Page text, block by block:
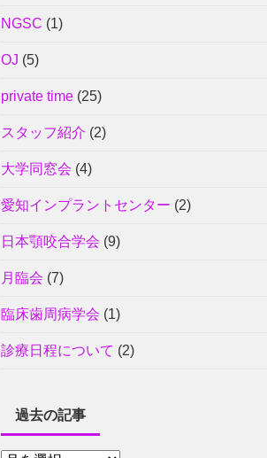
NGSC (1)
OJ (5)
private time (25)
スタッフ紹介 (2)
大学同窓会 (4)
愛知インプラントセンター (2)
日本顎咬合学会 (9)
月臨会 (7)
臨床歯周病学会 (1)
診療日程について (2)
過去の記事